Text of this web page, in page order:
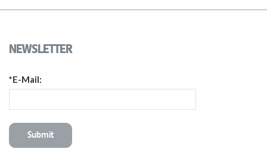
NEWSLETTER
*E-Mail: